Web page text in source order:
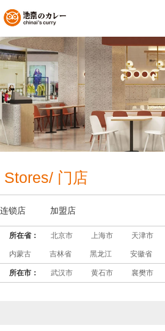
Stores/ 门店
连锁店 加盟店
所在省： 北京市 上海市 天津市
内蒙古 吉林省 黑龙江 安徽省
所在市： 武汉市 黄石市 襄樊市